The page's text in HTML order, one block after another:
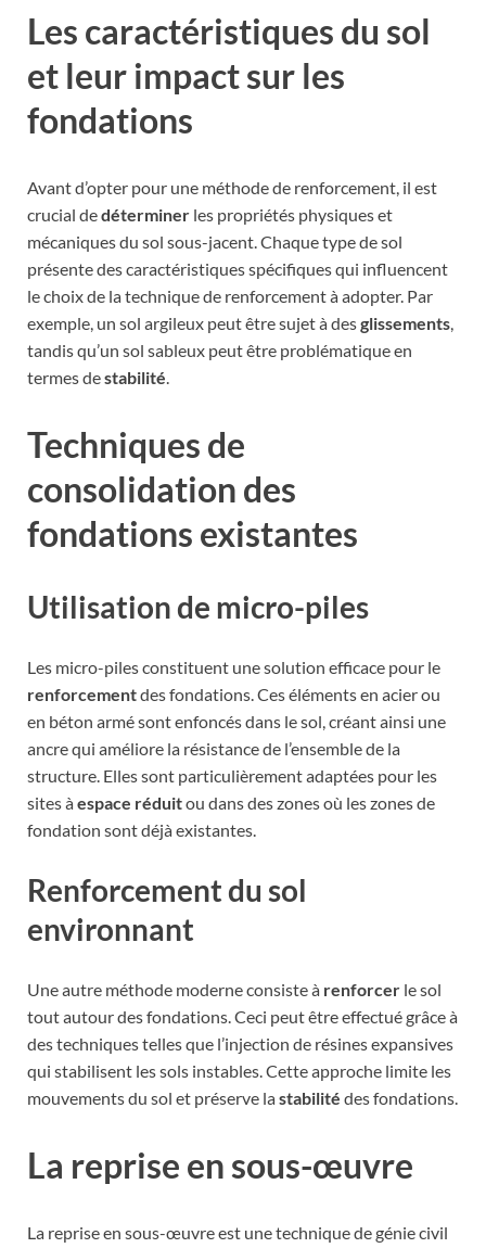
Les caractéristiques du sol
et leur impact sur les
fondations
Avant d’opter pour une méthode de renforcement, il est
crucial dedéterminer les propriétés physiques et
mécaniques du sol sous-jacent. Chaque type de sol
présente des caractéristiques spécifiques qui influencent
le choix de la technique de renforcement à adopter. Par
exemple, un sol argileux peut être sujet à desglissements,
tandis qu’un sol sableux peut être problématique en
termes destabilité.
Techniques de
consolidation des
fondations existantes
Utilisation de micro-piles
Les micro-piles constituent une solution efficace pour le
renforcementdes fondations. Ces éléments en acier ou
en béton armé sont enfoncés dans le sol, créant ainsi une
ancre qui améliore la résistance de l’ensemble de la
structure. Elles sont particulièrement adaptées pour les
sites àespace réduitou dans des zones où les zones de
fondation sont déjà existantes.
Renforcement du sol
environnant
Une autre méthode moderne consiste à renforcer le sol
tout autour des fondations. Ceci peut être effectué grâce à
des techniques telles que l’injection de résines expansives
qui stabilisent les sols instables. Cette approche limite les
mouvements du sol et préserve lastabilité des fondations.
La reprise en sous-œuvre
La reprise en sous-œuvre est une technique de génie civil